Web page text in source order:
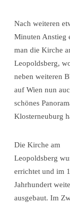
Nach weiteren
Minuten Anstieg
man die Kirche
Leopoldsberg,
neben weiteren
auf Wien nun
schönes
Klosterneuburg
Die Kirche am
Leopoldsberg
errichtet und im
Jahrhundert
ausgebaut. Im